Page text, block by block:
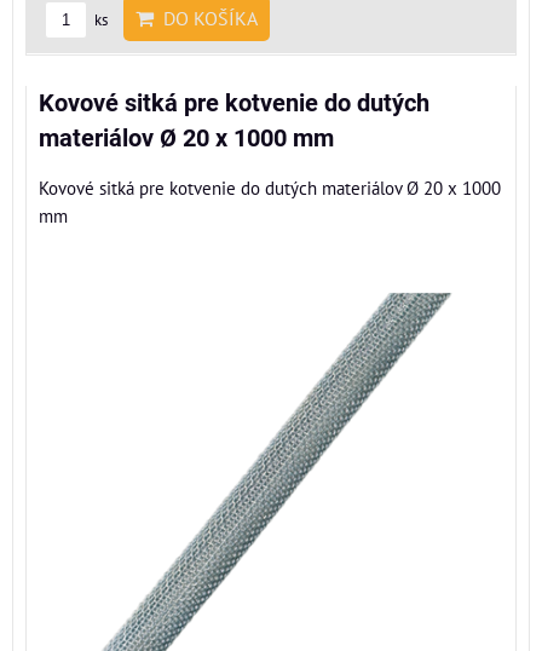
ks DO KOŠÍKA
Kovové sitká pre kotvenie do dutých
materiálov Ø 20 x 1000 mm
Kovové sitká pre kotvenie do dutých materiálov Ø 20 x 1000
mm